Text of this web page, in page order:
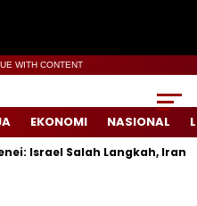
WITH CONTENT
EKONOMI NASIONAL
Israel Salah Langkah, Iran